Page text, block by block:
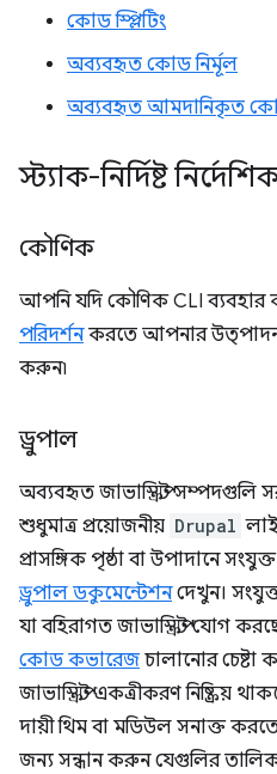
কোড স্প্লিটিং
অব্যবহৃত কোড নির্মূল
অব্যবহৃত আমদানিকৃত
স্ট্যাক-নির্দিষ্ট
কৌণিক
আপনি যদি কৌণিক CLI ব্যবহার
পরিদর্শনকরতে আপনার উত্পাদন
করুন৷
ড্রুপাল
অব্যবহৃত জাভাস্ক্রিপ্ট সম্পদগুলি
শুধুমাত্র প্রয়োজনীয় Drupal
প্রাসঙ্গিক পৃষ্ঠা বা উপাদানে
ড্রুপাল ডকুমেন্টেশনদেখুন।
যা বহিরাগত জাভাস্ক্রিপ্ট যোগ
কোড কভারেজ চালানোর
জাভাস্ক্রিপ্ট একত্রীকরণ নিষ্ক্রিয়
দায়ী থিম বা মডিউল সনাক্ত
জন্য সন্ধান করুন যেগুলির